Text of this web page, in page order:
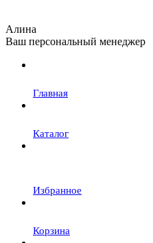
Алина
Ваш персональный менеджер
Главная
Каталог
Избранное
Корзина